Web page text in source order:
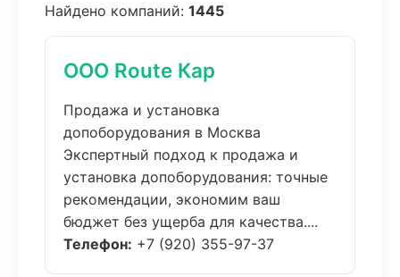
Найдено компаний: 1445
ООО Route Кар
Продажа и установка
допоборудования в Москва
Экспертный подход к продажа и
установка допоборудования: точные
рекомендации, экономим ваш
бюджет без ущерба для качества....
Телефон: +7 (920) 355-97-37